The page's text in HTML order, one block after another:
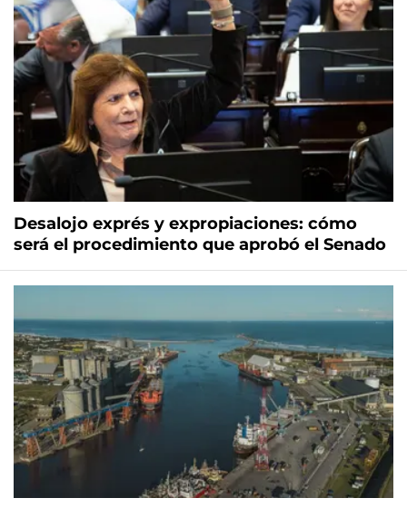
Desalojo exprés y expropiaciones: cómo
será el procedimiento que aprobó el Senado